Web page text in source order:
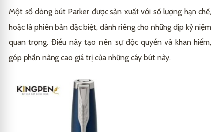
Một số dòng bút Parker được sản xuất với số lượng hạn chế,
hoặc là phiên bản đặc biệt, dành riêng cho những dịp kỷ niệm
quan trọng. Điều này tạo nên sự độc quyền và khan hiếm,
góp phần nâng cao giá trị của những cây bút này.